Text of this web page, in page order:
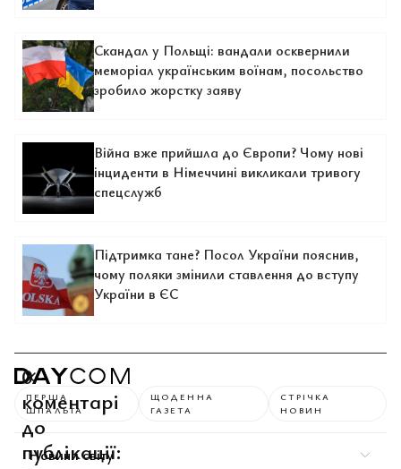
Скандал у Польщі: вандали осквернили
меморіал українським воїнам, посольство
зробило жорстку заяву
Війна вже прийшла до Європи? Чому нові
інциденти в Німеччині викликали тривогу
спецслужб
Підтримка тане? Посол України пояснив,
чому поляки змінили ставлення до вступу
України в ЄС
0
коментарі
до
публікації:
ПЕРША
ШПАЛЬТА
ЩОДЕННА
ГАЗЕТА
СТРІЧКА
НОВИН
Новини світу